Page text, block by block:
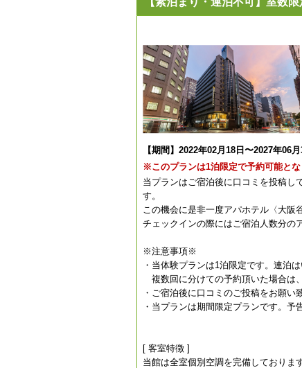
【期間】2022年02月18日〜2027年06月
※このプランは1泊限定で予約可能とな
当プランはご宿泊後に口コミを投稿し
す。
この機会に是非一度アパホテル〈大阪
チェックインの際にはご宿泊人数分の
※注意事項※
・当体験プランは1泊限定です。連泊は
複数回に分けての予約頂いた場合は
・ご宿泊後に口コミのご投稿をお願い
・当プランは期間限定プランです。予
[ 客室特徴 ]
当館は全室個別空調を完備しております